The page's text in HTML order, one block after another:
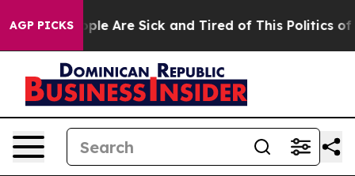
AGP PICKS
Win: “People Are Sick and Tired of This Politics of